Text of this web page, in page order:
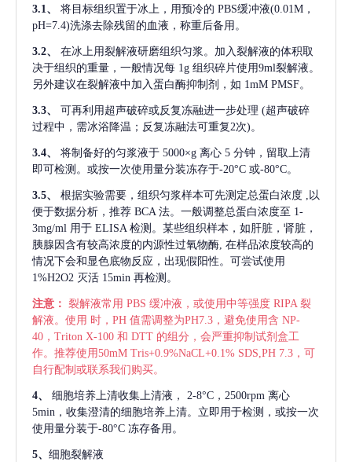
3.1、
将目标组织置于冰上，用预冷的 PBS缓冲液(0.01M，
pH=7.4)洗涤去除残留的血液，称重后备用。
3.2、
在冰上用裂解液研磨组织匀浆。加入裂解液的体积取
决于组织的重量，一般情况每 1g 组织碎片使用9ml裂解液。
另外建议在裂解液中加入蛋白酶抑制剂，如 1mM PMSF。
3.3、 可再利用超声破碎或反复冻融进一步处理 (超声破碎
过程中，需冰浴降温；反复冻融法可重复2次)。
3.4、 将制备好的匀浆液于 5000×g 离心 5 分钟，留取上清
即可检测。或按一次使用量分装冻存于-20°C 或-80°C。
3.5、 根据实验需要，组织匀浆样本可先测定总蛋白浓度 ,以
便于数据分析，推荐 BCA 法。一般调整总蛋白浓度至 1-
3mg/ml 用于 ELISA 检测。某些组织样本，如肝脏，肾脏，
胰腺因含有较高浓度的内源性过氧物酶, 在样品浓度较高的
情况下会和显色底物反应，出现假阳性。可尝试使用
1%H2O2 灭活 15min 再检测。
注意： 裂解液常用 PBS 缓冲液，或使用中等强度 RIPA 裂
解液。使用 时，PH 值需调整为PH7.3，避免使用含 NP-
40，Triton X-100 和 DTT 的组分，会严重抑制试剂盒工
作。推荐使用50mM Tris+0.9%NaCL+0.1% SDS,PH 7.3，可
自行配制或联系我们购买。
4、 细胞培养上清收集上清液，
2-8°C，2500rpm 离心
5min，收集澄清的细胞培养上清。立即用于检测，或按一次
使用量分装于-80°C 冻存备用。
5、 细胞裂解液